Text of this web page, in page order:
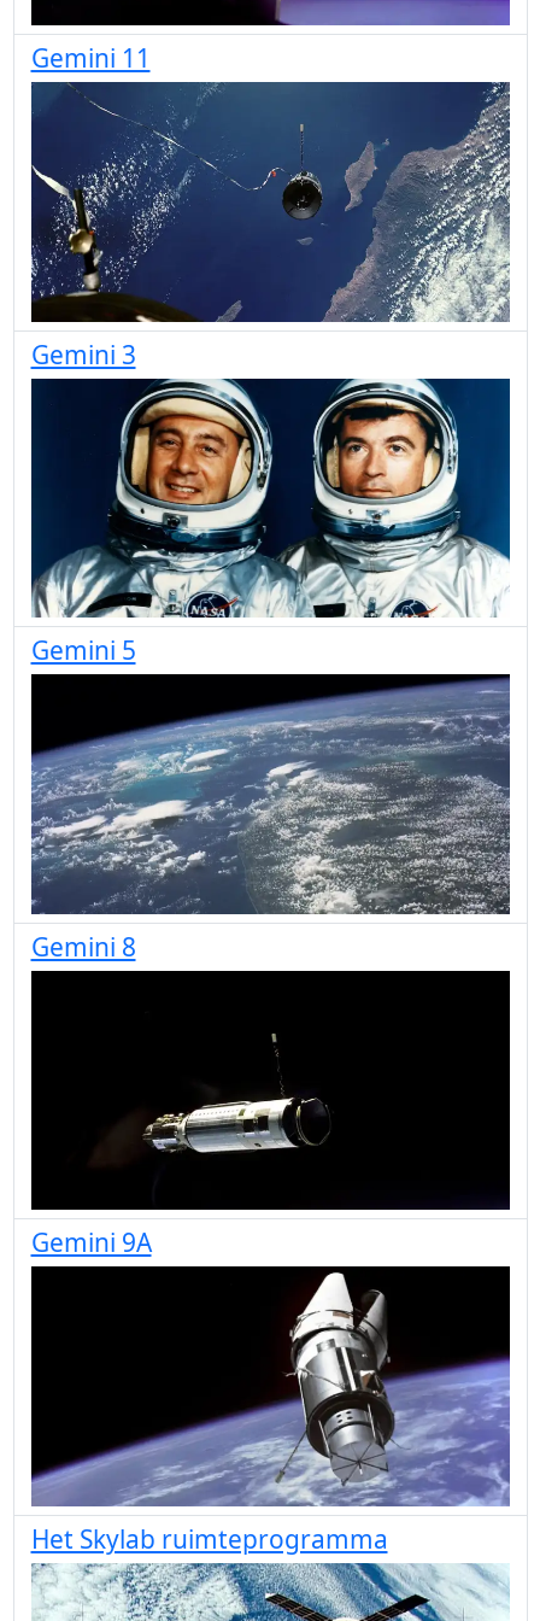
Gemini 11
Gemini 3
Gemini 5
Gemini 8
Gemini 9A
Het Skylab ruimteprogramma